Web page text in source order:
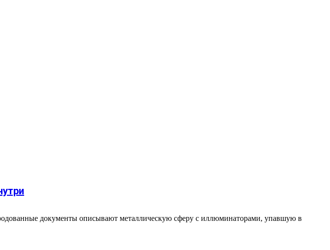
документы описывают металлическую сферу с иллюминаторами, упавшую в